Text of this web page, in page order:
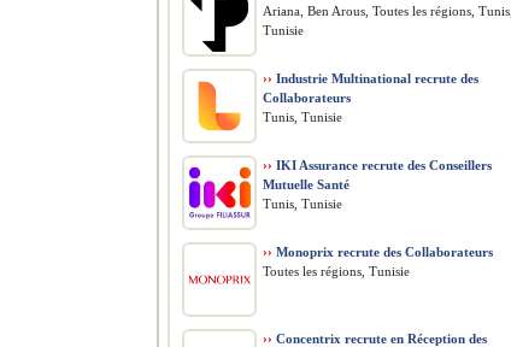
Ariana, Ben Arous, Toutes les régions, Tunis,
Tunisie
›› Industrie Multinational recrute des
Collaborateurs
Tunis, Tunisie
›› IKI Assurance recrute des Conseillers
Mutuelle Santé
Tunis, Tunisie
›› Monoprix recrute des Collaborateurs
Toutes les régions, Tunisie
›› Concentrix recrute en Réception des